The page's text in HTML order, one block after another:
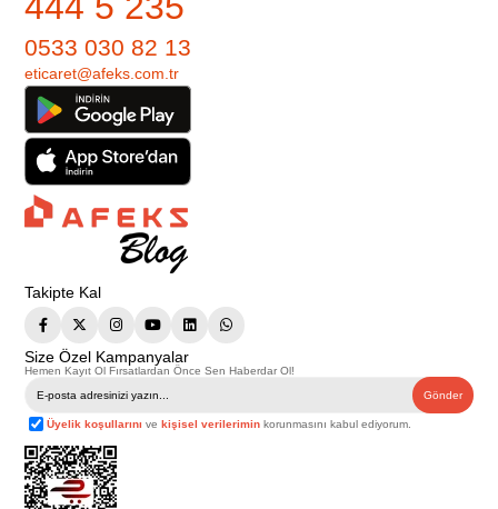
0533 030 82 13
eticaret@afeks.com.tr
Takipte Kal
Size Özel Kampanyalar
Hemen Kayıt Ol Fırsatlardan Önce Sen Haberdar Ol!
Gönder
Üyelik koşullarını vekişisel verilerimin korunmasını kabul ediyorum.